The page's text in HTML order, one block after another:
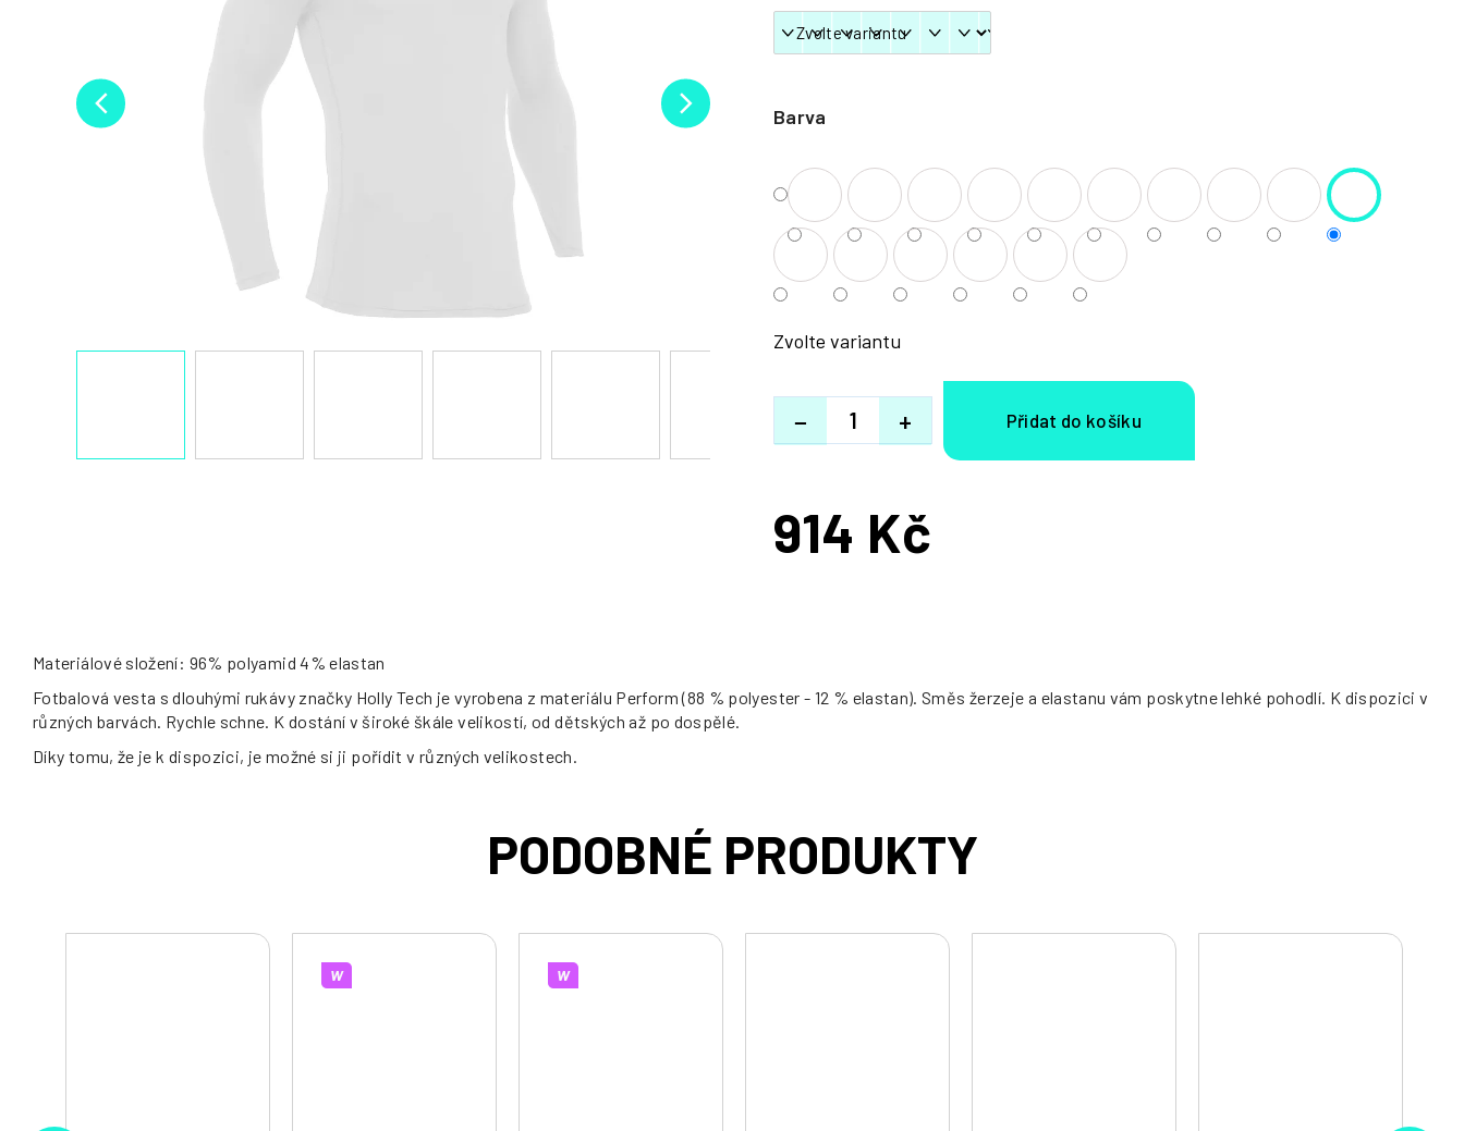
Barva
Zvolte variantu
+
−
914 Kč
Měrná
Materiálové složení: 96% polyamid 4% elastan
Fotbalová vesta s dlouhými rukávy značky Holly Tech je vyrobena z materiálu Perform (88 % polyester - 12 % elastan). Směs žerzeje a elastanu vám poskytne lehké pohodlí. K dispozici v
různých barvách. Rychle schne. K dostání v široké škále velikostí, od dětských až po dospělé.
Díky tomu, že je k dispozici, je možné si ji pořídit v různých velikostech.
W W